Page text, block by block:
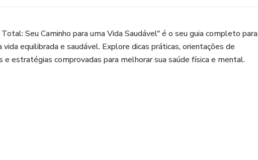
Seu Caminho para uma Vida Saudável" é o seu guia completo para
vida equilibrada e saudável. Explore dicas práticas, orientações de
e estratégias comprovadas para melhorar sua saúde física e mental.